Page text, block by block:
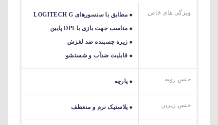
ویژگی های خاص
مطابق با سنسورهای LOGITECH G
مناسب جهت بازی با DPI پایین
زیره چسبنده ضد لغزش
قابلیت ضدآب و شستشو
جنس رویه پارچه
جنس زیرین پلاستیک نرم و منعطف